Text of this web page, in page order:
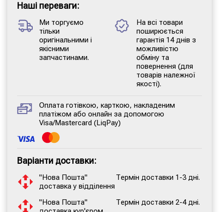
Наші переваги:
Ми торгуємо
тільки
оригінальними і
якісними
запчастинами.
На всі товари
поширюється
гарантія 14 днів з
можливістю
обміну та
повернення (для
товарів належної
якості).
Оплата готівкою, карткою, накладеним
платіжом або онлайн за допомогою
Visa/Mastercard (LiqPay)
Варіанти доставки:
"Нова Пошта"
доставка у відділення
Термін доставки 1-3 дні.
"Нова Пошта"
Термін доставки 2-4 дні.